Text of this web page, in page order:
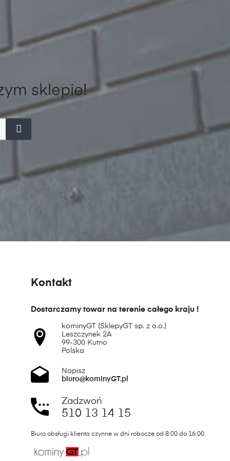
sklepie!
Kontakt
Dostarczamy towar na terenie całego kraju !
kominyGT (SklepyGT sp. z o.o.)
Leszczynek 2A
99-300 Kutno
Polska
Napisz
biuro@kominyGT.pl
Zadzwoń
510 13 14 15
Biuro obsługi klienta czynne w dni robocze od 8:00 do 16:00.